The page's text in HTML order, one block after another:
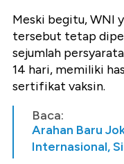
Meski begitu, WNI
tersebut tetap
sejumlah
14 hari, memiliki
sertifikat vaksin.
Baca:
Arahan Baru
Internasional,